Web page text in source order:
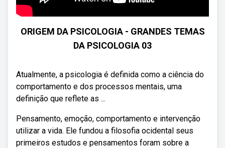
ORIGEM DA PSICOLOGIA - GRANDES TEMAS
DA PSICOLOGIA 03
Atualmente, a psicologia é definida como a ciência do
comportamento e dos processos mentais, uma
definição que reflete as ...
Pensamento, emoção, comportamento e intervenção
utilizar a vida. Ele fundou a filosofia ocidental seus
primeiros estudos e pensamentos foram sobre a